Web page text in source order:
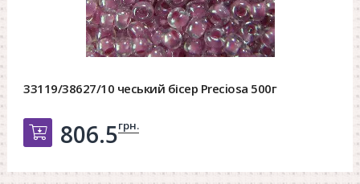
33119/38627/10 чеський бісер Preciosa 500г
Добавить в корзину
806.5грн.